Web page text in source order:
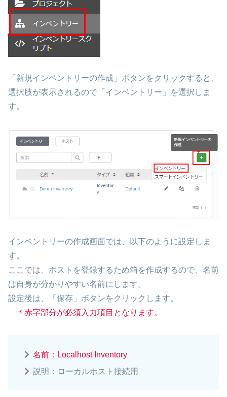
「新規インベントリーの作成」ボタンをクリックすると、
選択肢が表示されるので「インベントリー」を選択しま
す。
インベントリーの作成画面では、以下のように設定しま
す。
ここでは、ホストを登録するため箱を作成するので、名前
は自身が分かりやすい名前にします。
設定後は、「保存」ボタンをクリックします。
＊赤字部分が必須入力項目となります。
名前：Localhost Inventory
説明：ローカルホスト接続用